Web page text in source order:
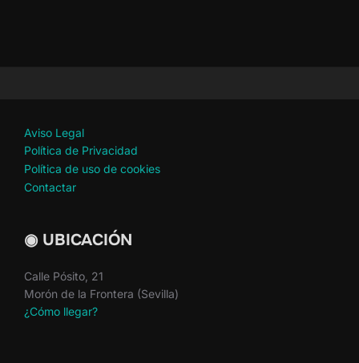
Aviso Legal
Política de Privacidad
Política de uso de cookies
Contactar
◉ UBICACIÓN
Calle Pósito, 21
Morón de la Frontera (Sevilla)
¿Cómo llegar?